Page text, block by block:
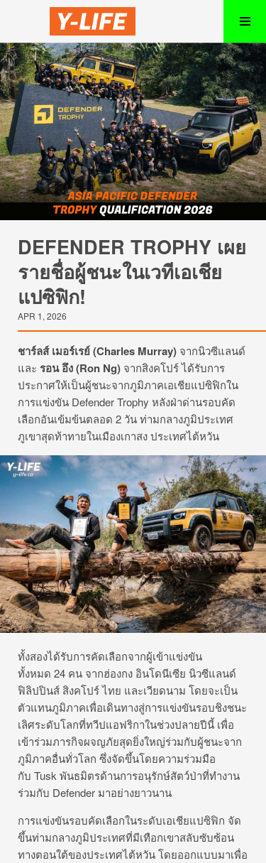
DEFENDER TROPHY เผย
รายชื่อผู้ชนะในเวทีเอเชีย
แปซิฟิก!
APR 1, 2026
ชาร์ลส์ เมอร์เรย์ (Charles Murray) จากนิวซีแลนด์
และ รอน อึง (Ron Ng) จากสิงคโปร์ ได้รับการ
ประกาศให้เป็นผู้ชนะจากภูมิภาคเอเชียแปซิฟิกใน
การแข่งขัน Defender Trophy หลังฝ่าด่านรอบคัด
เลือกอันเข้มข้นตลอด 2 วัน ท่ามกลางภูมิประเทศ
ภูเขาสุดท้าทายในเมืองเกาสง ประเทศไต้หวัน
ทั้งสองได้รับการคัดเลือกจากผู้เข้าแข่งขัน
ทั้งหมด 24 คน จากฮ่องกง อินโดนีเซีย นิวซีแลนด์
ฟิลิปปินส์ สิงคโปร์ ไทย และเวียดนาม โดยจะเป็น
ตัวแทนภูมิภาคเพื่อเดินทางสู่การแข่งขันรอบชิงชนะ
เลิศระดับโลกที่ทวีปแอฟริกาในช่วงปลายปีนี้ เพื่อ
เข้าร่วมภารกิจผจญภัยสุดยิ่งใหญ่ร่วมกับผู้ชนะจาก
ภูมิภาคอื่นทั่วโลก ซึ่งจัดขึ้นโดยความร่วมมือ
กับ Tusk พันธมิตรด้านการอนุรักษ์สัตว์ป่าที่ทำงาน
ร่วมกับ Defender มาอย่างยาวนาน
การแข่งขันรอบคัดเลือกในระดับเอเชียแปซิฟิก จัด
ขึ้นท่ามกลางภูมิประเทศที่มีเทือกเขาสลับซับซ้อน
ทางตอนใต้ของประเทศไต้หวัน โดยออกแบบมาเพื่อ